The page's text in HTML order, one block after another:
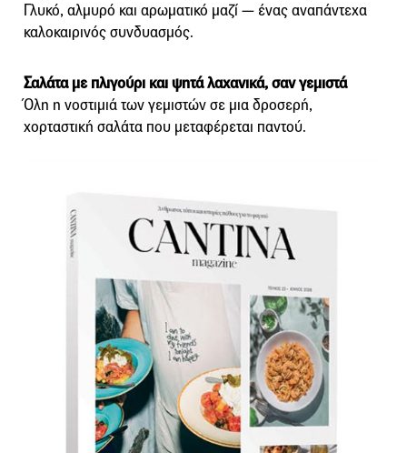
Γλυκό, αλμυρό και αρωματικό μαζί — ένας αναπάντεχα
καλοκαιρινός συνδυασμός.
Σαλάτα με πλιγούρι και ψητά λαχανικά, σαν γεμιστά
Όλη η νοστιμιά των γεμιστών σε μια δροσερή,
χορταστική σαλάτα που μεταφέρεται παντού.